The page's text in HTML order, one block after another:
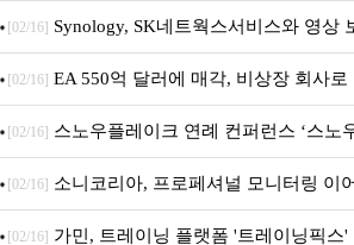
[02/16] Synology, SK네트웍스서비스와 영상
판매 파트너십 체결
[02/16] EA 550억 달러에 매각, 비상장 회사로
전망
[02/16] 스노우플레이크 연례 컨퍼런스 ‘스노
서울’ 개최
[02/16] 소니코리아, 프로페셔널 모니터링 이어
[02/16] 가민, 트레이닝 플랫폼 '트레이닝픽스'